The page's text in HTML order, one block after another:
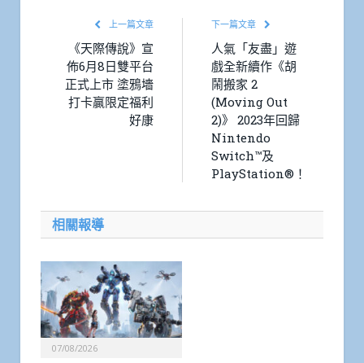
上一篇文章
《天際傳說》宣
佈6月8日雙平台
正式上市 塗鴉墻
打卡贏限定福利
好康
下一篇文章
人氣「友盡」遊
戲全新續作《胡
鬧搬家 2
(Moving Out
2)》 2023年回歸
Nintendo
Switch™及
PlayStation®！
相關報導
07/08/2026